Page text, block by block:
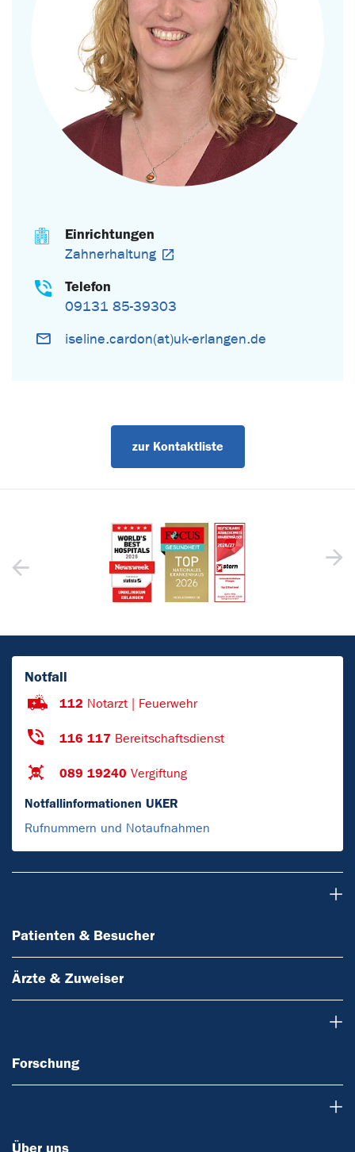
Einrichtungen
Zahnerhaltung
Telefon
09131 85-39303
iseline.cardon(at)uk-erlangen.de
zur Kontaktliste
Notfall
112 Notarzt | Feuerwehr
116 117 Bereitschaftsdienst
089 19240 Vergiftung
Notfallinformationen UKER
Rufnummern und Notaufnahmen
Patienten & Besucher
Ärzte & Zuweiser
Forschung
Über uns